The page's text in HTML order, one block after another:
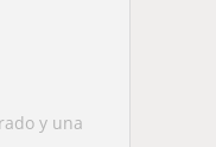
y una